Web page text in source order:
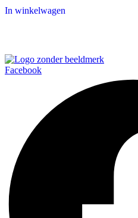
€ 9,95
In winkelwagen
Facebook